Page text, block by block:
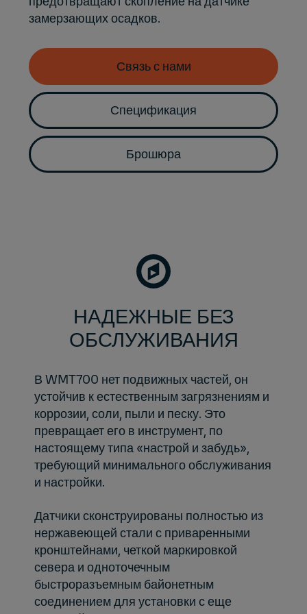
замерзающих осадков.
Связь с нами
Спецификация
Брошюра
НАДЕЖНЫЕ БЕЗ
ОБСЛУЖИВАНИЯ
В WMT700 нет подвижных частей, он
устойчив к естественным загрязнениям и
коррозии, соли, пыли и песку. Это
превращает его в инструмент, по
настоящему типа «настрой и забудь»,
требующий минимального обслуживания
и настройки.
Датчики сконструированы полностью из
нержавеющей стали с приваренными
кронштейнами, четкой маркировкой
севера и одноточечным
быстроразъемным байонетным
соединением для установки с еще